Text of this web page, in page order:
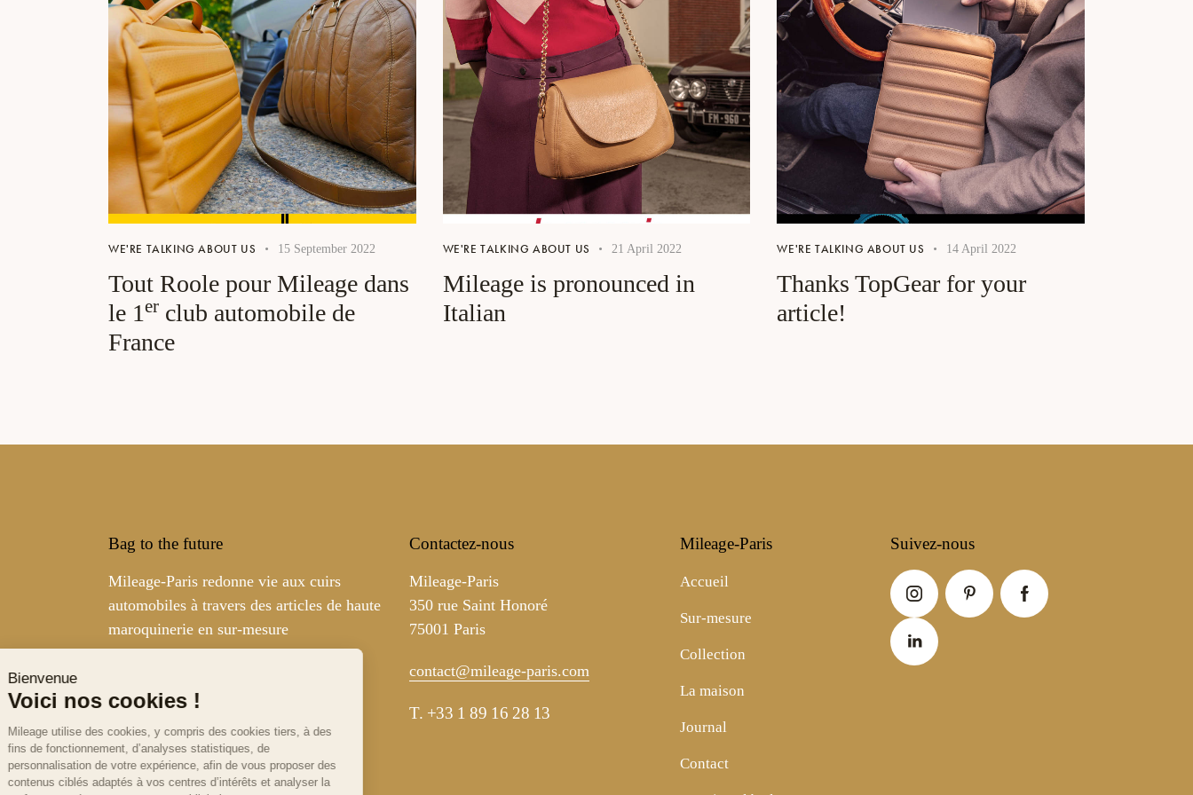
WE'RE TALKING ABOUT US 15 September 2022
Tout Roole pour Mileage dans
le 1 er club automobile de
France
WE'RE TALKING ABOUT US 21 April 2022
Mileage is pronounced in
Italian
WE'RE TALKING ABOUT US 14 April 2022
Thanks TopGear for your
article!
Bag to the future
Mileage-Paris redonne vie aux cuirs
automobiles à travers des articles de haute
maroquinerie en sur-mesure
Contactez-nous
Mileage-Paris
350 rue Saint Honoré
75001 Paris
contact@mileage-paris.com
T. +33 1 89 16 28 13
Mileage-Paris
Accueil
Sur-mesure
Collection
La maison
Journal
Contact
Suivez-nous
Voici nos cookies !
des cookies tiers, à des fins de
fonctionnement, d’analyses statistiques, de personnalisation de
votre expérience, afin de vous proposer des contenus ciblés
adaptés à vos centres d’intérêts et analyser la performance de